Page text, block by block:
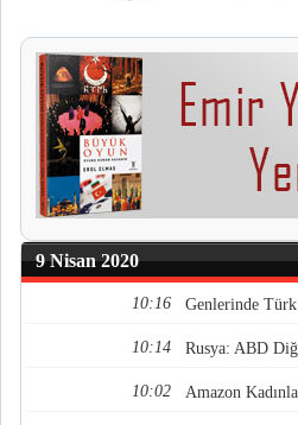
9 Nisan 2020
10:16 Genlerinde
10:14 Rusya: ABD
10:02 Amazon